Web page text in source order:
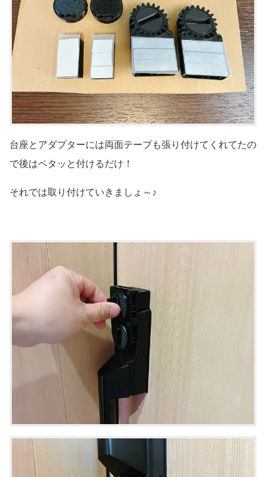
台座とアダプターには両面テープも張り付けてくれてたの
で後はペタッと付けるだけ！
それでは取り付けていきましょ～♪